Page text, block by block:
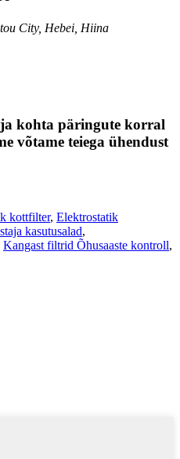
City, Hebei, Hiina
kohta päringute korral
võtame teiega ühendust
kottfilter, Elektrostatik
kasutusalad,
Kangast filtrid Õhusaaste kontroll,